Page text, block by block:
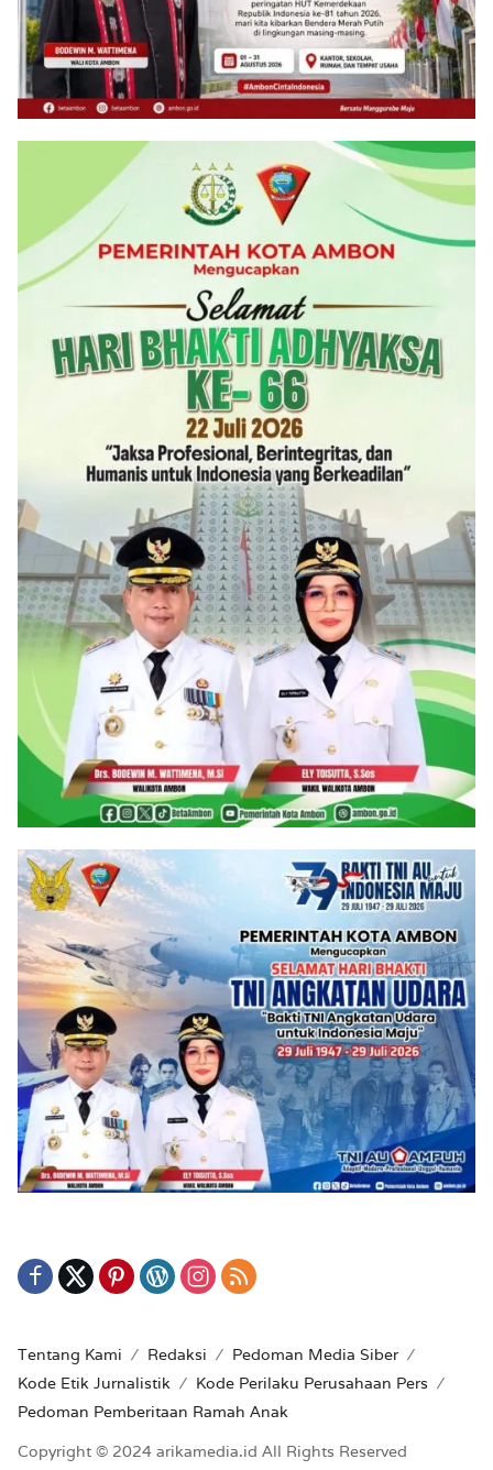
Tentang Kami Redaksi
Pedoman Media Siber
Kode Etik Jurnalistik
Kode Perilaku Perusahaan Pers
Pedoman Pemberitaan Ramah Anak
Copyright © 2024 arikamedia.id All Rights Reserved